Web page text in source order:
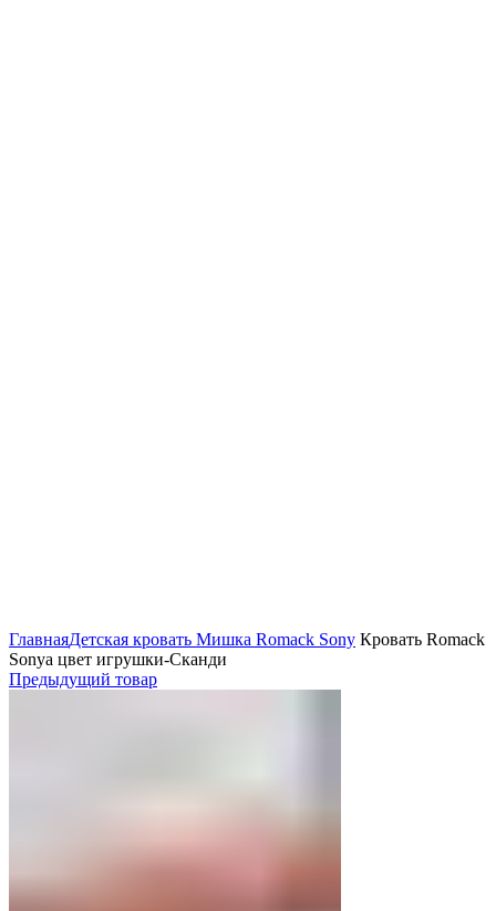
ГлавнаяДетская кровать Мишка Romack Sony Кровать Romack
Sonya цвет игрушки-Сканди
Предыдущий товар